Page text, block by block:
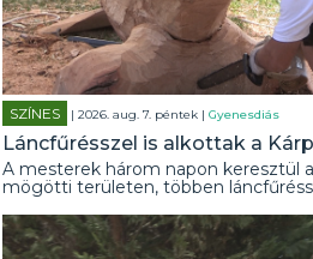
SZÍNES | 2026. aug. 7. péntek |Gyenesdiás
Láncfűrésszel is alkottak a
A mesterek három napon keresztül
mögötti területen, többen